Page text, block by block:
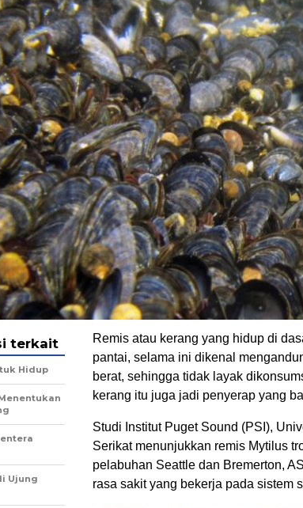
Remis atau kerang yang hidup di
pantai, selama ini dikenal
berat, sehingga tidak layak
kerang itu juga jadi penyerap yang
Studi Institut Puget Sound (PSI),
Serikat menunjukkan remis Mytilus
pelabuhan Seattle dan Bremerton,
rasa sakit yang bekerja pada sistem
terkait
Hidup
Ujung